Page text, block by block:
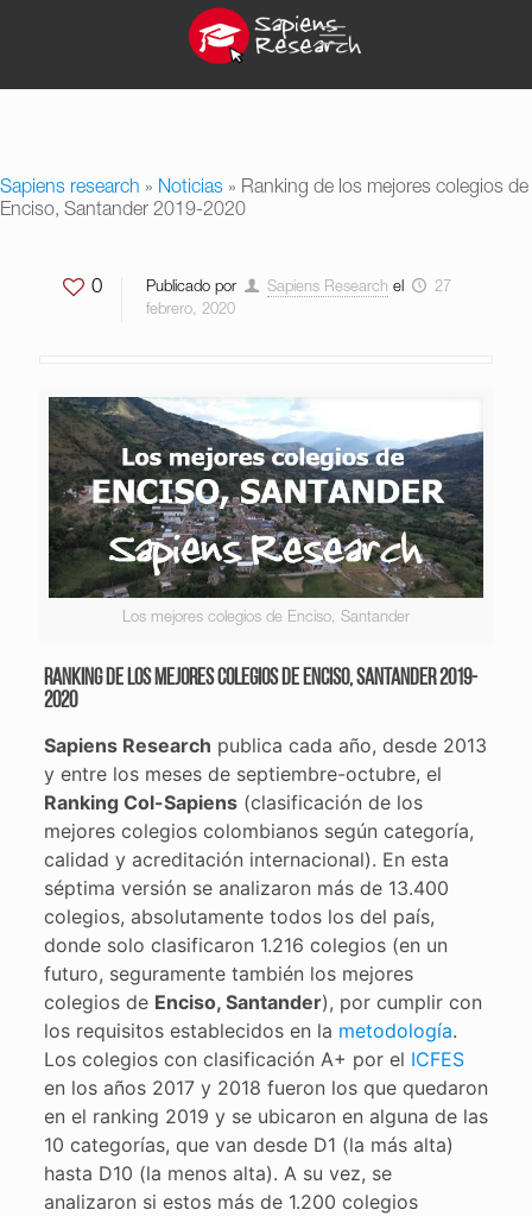
Sapiens research » Noticias » Ranking de los mejores colegios de
Enciso, Santander 2019-2020
0 Publicado por Sapiens Research el
27
febrero, 2020
Los mejores colegios de Enciso, Santander
Ranking de los mejores colegios de Enciso, Santander 2019-
2020
Sapiens Research publica cada año, desde 2013
y entre los meses de septiembre-octubre, el
Ranking Col-Sapiens(clasificación de los
mejores colegios colombianos según categoría,
calidad y acreditación internacional). En esta
séptima versión se analizaron más de 13.400
colegios, absolutamente todos los del país,
donde solo clasificaron 1.216 colegios (en un
futuro, seguramente también los mejores
colegios de Enciso, Santander), por cumplir con
los requisitos establecidos en la metodología.
Los colegios con clasificación A+ por el ICFES
en los años 2017 y 2018 fueron los que quedaron
en el ranking 2019 y se ubicaron en alguna de las
10 categorías, que van desde D1 (la más alta)
hasta D10 (la menos alta). A su vez, se
analizaron si estos más de 1.200 colegios